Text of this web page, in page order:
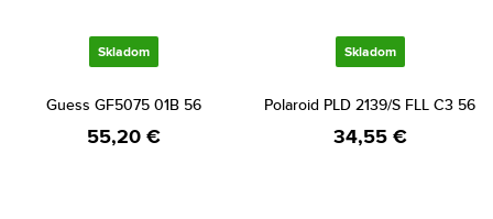
Skladom
Guess GF5075 01B 56
55,20 €
Skladom
Polaroid PLD 2139/S FLL C3 56
34,55 €